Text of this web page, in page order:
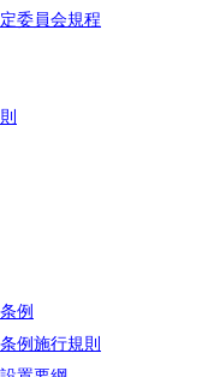
委員会規程
例
例施行規則